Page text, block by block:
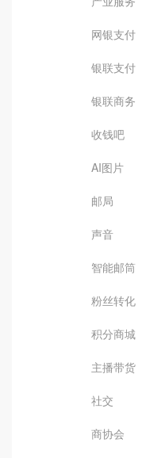
网银支付
银联支付
银联商务
收钱吧
AI图片
邮局
声音
智能邮筒
粉丝转化
积分商城
主播带货
社交
商协会